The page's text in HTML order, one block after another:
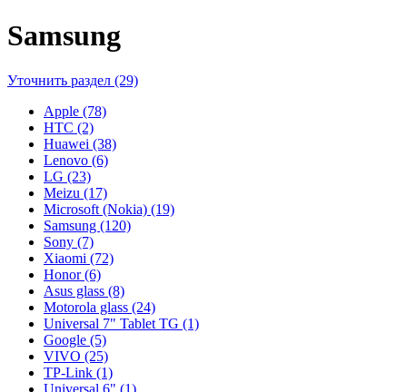
Samsung
Уточнить раздел (29)
Apple (78)
HTC (2)
Huawei (38)
Lenovo (6)
LG (23)
Meizu (17)
Microsoft (Nokia) (19)
Samsung (120)
Sony (7)
Xiaomi (72)
Honor (6)
Asus glass (8)
Motorola glass (24)
Universal 7" Tablet TG (1)
Google (5)
VIVO (25)
TP-Link (1)
Universal 6" (1)